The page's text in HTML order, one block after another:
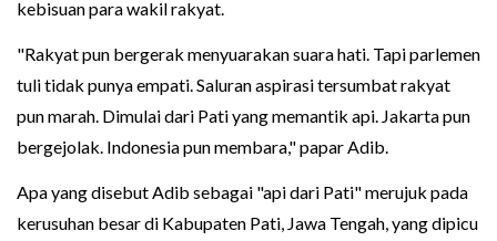
kebisuan para wakil rakyat.
"Rakyat pun bergerak menyuarakan suara hati. Tapi parlemen
tuli tidak punya empati. Saluran aspirasi tersumbat rakyat
pun marah. Dimulai dari Pati yang memantik api. Jakarta pun
bergejolak. Indonesia pun membara," papar Adib.
Apa yang disebut Adib sebagai "api dari Pati" merujuk pada
kerusuhan besar di Kabupaten Pati, Jawa Tengah, yang dipicu